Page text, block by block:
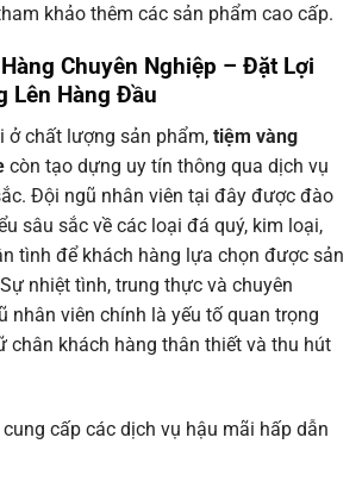
khảo thêm các sản phẩm cao cấp.
Chuyên Nghiệp – Đặt Lợi
Lên Hàng Đầu
ở chất lượng sản phẩm, tiệm vàng
còn tạo dựng uy tín thông qua dịch vụ
Đội ngũ nhân viên tại đây được đào
sâu sắc về các loại đá quý, kim loại,
tình để khách hàng lựa chọn được sản
nhiệt tình, trung thực và chuyên
nhân viên chính là yếu tố quan trọng
chân khách hàng thân thiết và thu hút
cấp các dịch vụ hậu mãi hấp dẫn